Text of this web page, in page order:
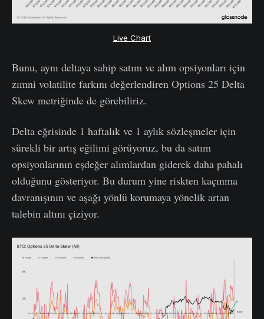
Live Chart
Bunu, aynı deltaya sahip satım ve alım opsiyonları için
zımni volatilite farkını değerlendiren Options 25 Delta
Skew metriğinde de görebiliriz.
Delta eğrisinde 1 haftalık ve 1 aylık sözleşmeler için
sürekli bir artış eğilimi görüyoruz, bu da satım
opsiyonlarının eşdeğer alımlardan giderek daha pahalı
olduğunu gösteriyor. Bu durum yine riskten kaçınma
davranışının ve aşağı yönlü korumaya yönelik artan
talebin altını çiziyor.